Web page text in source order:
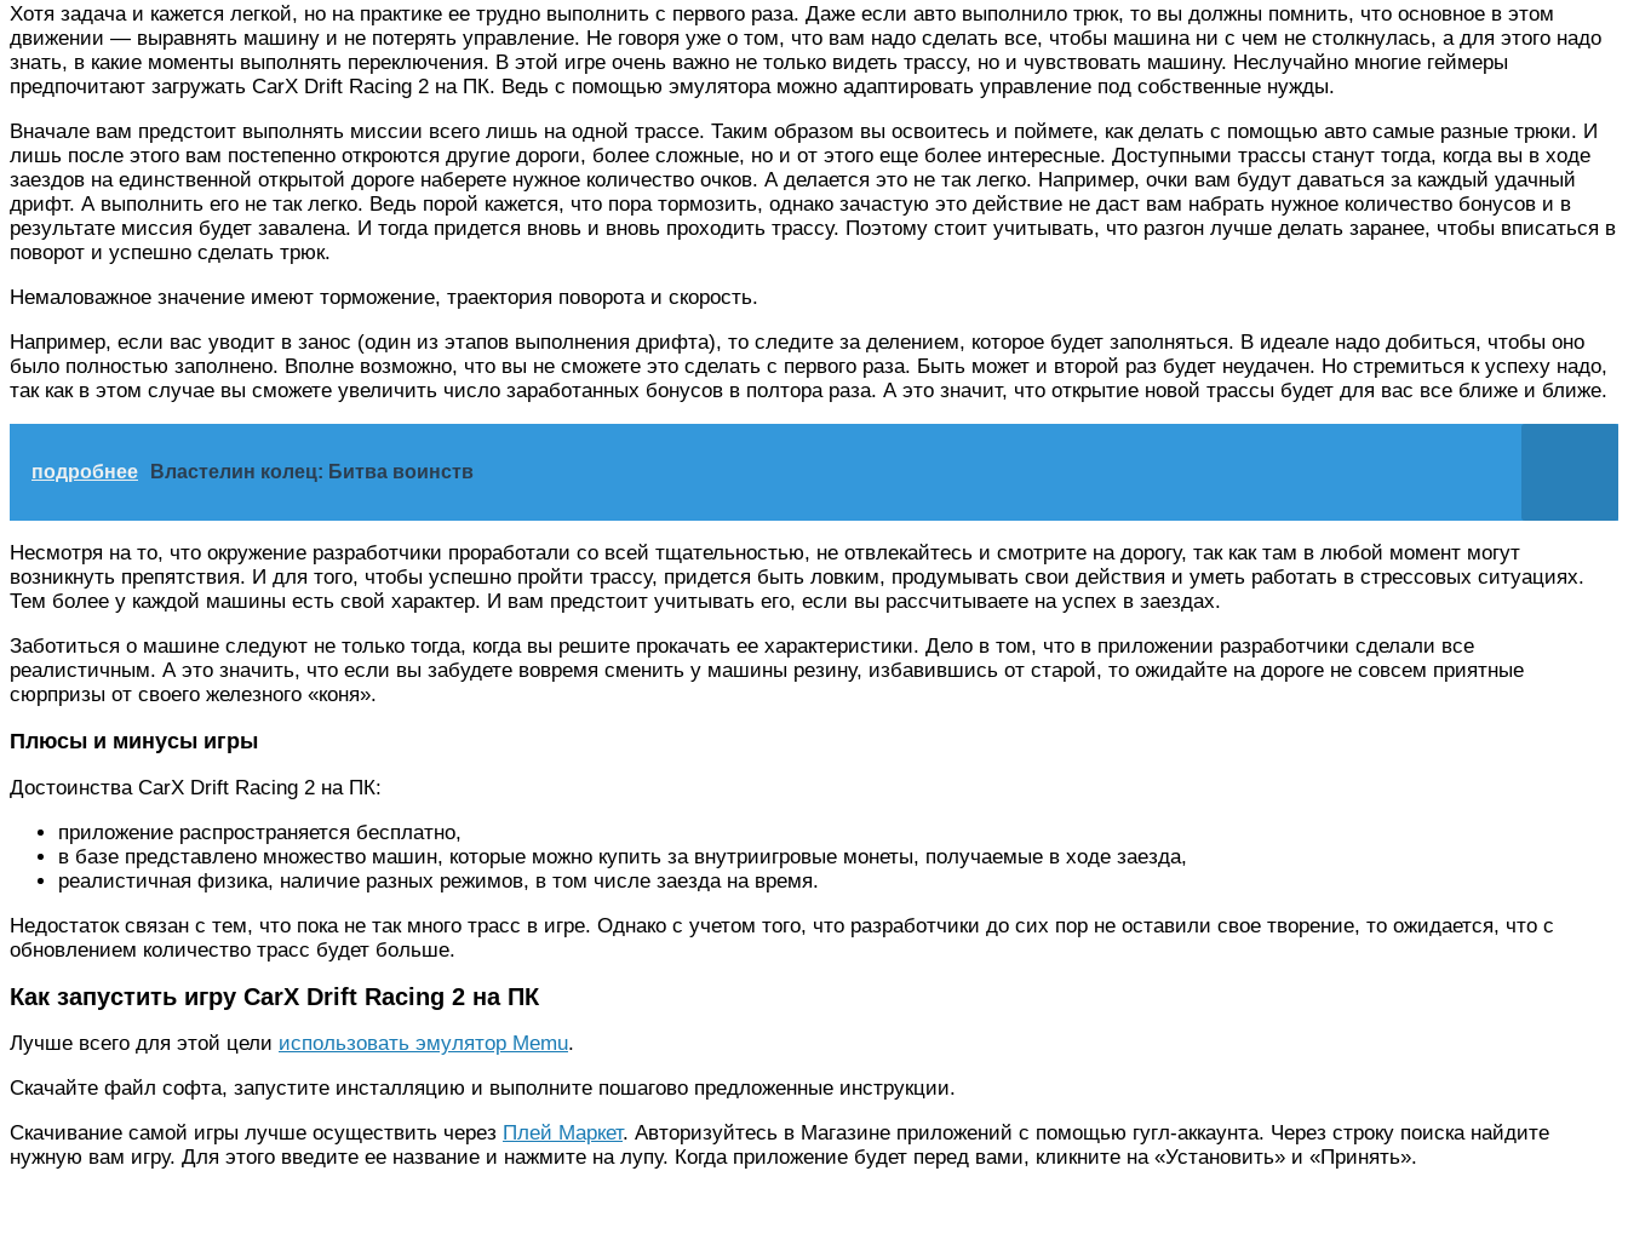
Хотя задача и кажется легкой, но на практике ее трудно выполнить с первого раза. Даже если авто выполнило трюк, то вы должны помнить, что основное в этом
движении — выравнять машину и не потерять управление. Не говоря уже о том, что вам надо сделать все, чтобы машина ни с чем не столкнулась, а для этого надо
знать, в какие моменты выполнять переключения. В этой игре очень важно не только видеть трассу, но и чувствовать машину. Неслучайно многие геймеры
предпочитают загружать CarX Drift Racing 2 на ПК. Ведь с помощью эмулятора можно адаптировать управление под собственные нужды.
Вначале вам предстоит выполнять миссии всего лишь на одной трассе. Таким образом вы освоитесь и поймете, как делать с помощью авто самые разные трюки. И
лишь после этого вам постепенно откроются другие дороги, более сложные, но и от этого еще более интересные. Доступными трассы станут тогда, когда вы в ходе
заездов на единственной открытой дороге наберете нужное количество очков. А делается это не так легко. Например, очки вам будут даваться за каждый удачный
дрифт. А выполнить его не так легко. Ведь порой кажется, что пора тормозить, однако зачастую это действие не даст вам набрать нужное количество бонусов и в
результате миссия будет завалена. И тогда придется вновь и вновь проходить трассу. Поэтому стоит учитывать, что разгон лучше делать заранее, чтобы вписаться в
поворот и успешно сделать трюк.
Немаловажное значение имеют торможение, траектория поворота и скорость.
Например, если вас уводит в занос (один из этапов выполнения дрифта), то следите за делением, которое будет заполняться. В идеале надо добиться, чтобы оно
было полностью заполнено. Вполне возможно, что вы не сможете это сделать с первого раза. Быть может и второй раз будет неудачен. Но стремиться к успеху надо,
так как в этом случае вы сможете увеличить число заработанных бонусов в полтора раза. А это значит, что открытие новой трассы будет для вас все ближе и ближе.
подробнее Властелин колец: Битва воинств
Несмотря на то, что окружение разработчики проработали со всей тщательностью, не отвлекайтесь и смотрите на дорогу, так как там в любой момент могут
возникнуть препятствия. И для того, чтобы успешно пройти трассу, придется быть ловким, продумывать свои действия и уметь работать в стрессовых ситуациях.
Тем более у каждой машины есть свой характер. И вам предстоит учитывать его, если вы рассчитываете на успех в заездах.
Заботиться о машине следуют не только тогда, когда вы решите прокачать ее характеристики. Дело в том, что в приложении разработчики сделали все
реалистичным. А это значить, что если вы забудете вовремя сменить у машины резину, избавившись от старой, то ожидайте на дороге не совсем приятные
сюрпризы от своего железного «коня».
Плюсы и минусы игры
Достоинства CarX Drift Racing 2 на ПК:
приложение распространяется бесплатно,
в базе представлено множество машин, которые можно купить за внутриигровые монеты, получаемые в ходе заезда,
реалистичная физика, наличие разных режимов, в том числе заезда на время.
Недостаток связан с тем, что пока не так много трасс в игре. Однако с учетом того, что разработчики до сих пор не оставили свое творение, то ожидается, что с
обновлением количество трасс будет больше.
Как запустить игру CarX Drift Racing 2 на ПК
Лучше всего для этой цели использовать эмулятор Memu.
Скачайте файл софта, запустите инсталляцию и выполните пошагово предложенные инструкции.
Скачивание самой игры лучше осуществить через Плей Маркет. Авторизуйтесь в Магазине приложений с помощью гугл-аккаунта. Через строку поиска найдите
нужную вам игру. Для этого введите ее название и нажмите на лупу. Когда приложение будет перед вами, кликните на «Установить» и «Принять».